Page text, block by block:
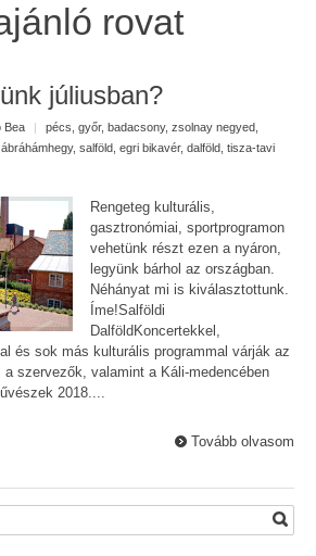
rovat
júliusban?
Bea | pécs győr, badacsony, zsolnay negyed
ábráhámhegy, salföld egri bikavér, dalföld tisza-tavi
Rengeteg kulturális,
gasztronómiai, sportprogramon
vehetünk részt ezen a nyáron,
legyünk bárhol az országban.
Néhányat mi is kiválasztottunk.
Íme!Salföldi
DalföldKoncertekkel,
és sok más kulturális programmal várják az
szervezők, valamint a Káli-medencében
2018....
Tovább olvasom